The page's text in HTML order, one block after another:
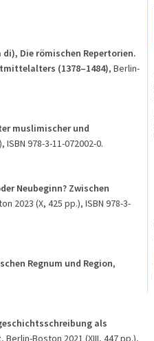
Die römischen Repertorien.
(1378–1484), Berlin-
muslimischer und
ISBN 978-3-11-072002-0.
Neubeginn? Zwischen
2023 (X, 425 pp.), ISBN 978-3-
Regnum und Region,
als
, Berlin-Boston 2021 (XIII, 447 pp.),